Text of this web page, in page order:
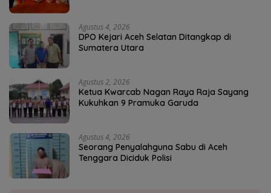
Agustus 4, 2026
DPO Kejari Aceh Selatan Ditangkap di
Sumatera Utara
Agustus 2, 2026
Ketua Kwarcab Nagan Raya Raja Sayang
Kukuhkan 9 Pramuka Garuda
Agustus 4, 2026
Seorang Penyalahguna Sabu di Aceh
Tenggara Diciduk Polisi